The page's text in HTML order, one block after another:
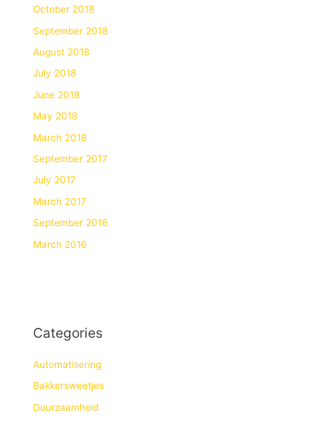
October 2018
September 2018
August 2018
July 2018
June 2018
May 2018
March 2018
September 2017
July 2017
March 2017
September 2016
March 2016
Categories
Automatisering
Bakkersweetjes
Duurzaamheid